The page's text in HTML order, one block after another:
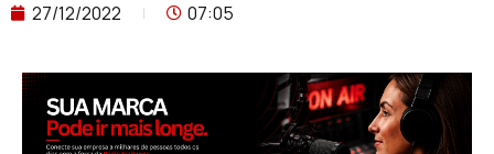
27/12/2022 07:05